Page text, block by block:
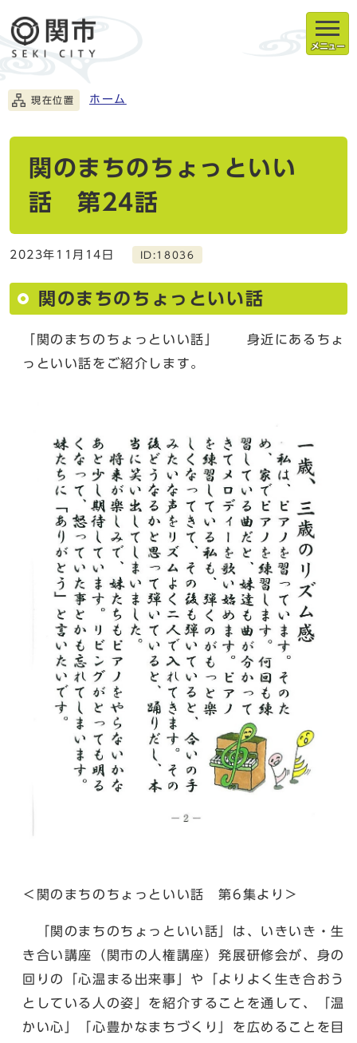
メニュー
現在位置 ホーム
関のまちのちょっといい
話 第24話
2023年11月14日 ID:18036
関のまちのちょっといい話
「関のまちのちょっといい話」 身近にあるちょ
っといい話をご紹介します。
＜関のまちのちょっといい話 第6集より＞
「関のまちのちょっといい話」は、いきいき・生
き合い講座（関市の人権講座）発展研修会が、身の
回りの「心温まる出来事」や「よりよく生き合おう
としている人の姿」を紹介することを通して、「温
かい心」「心豊かなまちづくり」を広めることを目